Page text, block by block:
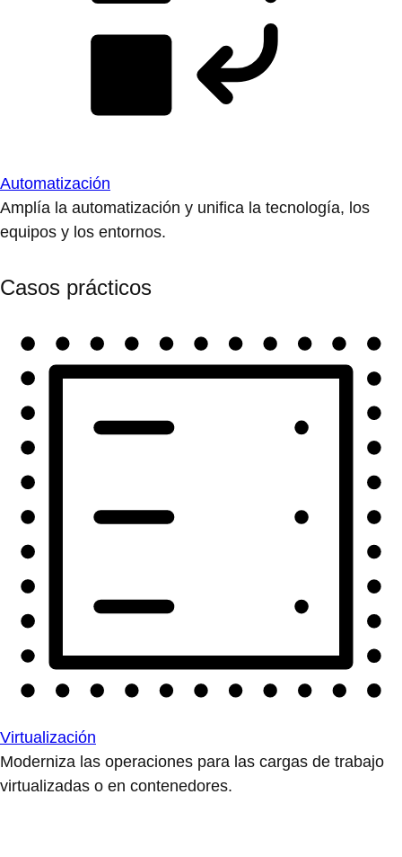
Automatización
Amplía la automatización y unifica la tecnología, los
equipos y los entornos.
Casos prácticos
Virtualización
Moderniza las operaciones para las cargas de trabajo
virtualizadas o en contenedores.